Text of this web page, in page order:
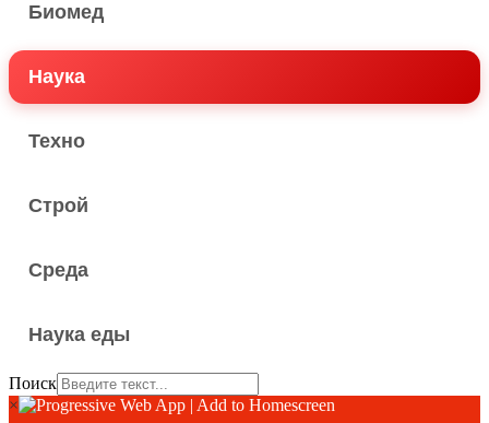
Биомед
Наука
Техно
Строй
Среда
Наука еды
Поиск
×